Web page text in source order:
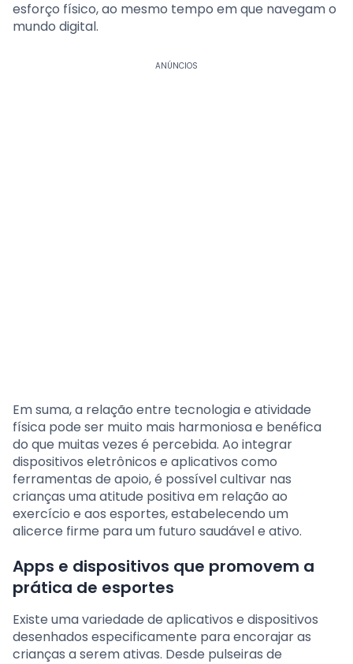
esforço físico, ao mesmo tempo em que navegam o
mundo digital.
ANÚNCIOS
Em suma, a relação entre tecnologia e atividade
física pode ser muito mais harmoniosa e benéfica
do que muitas vezes é percebida. Ao integrar
dispositivos eletrônicos e aplicativos como
ferramentas de apoio, é possível cultivar nas
crianças uma atitude positiva em relação ao
exercício e aos esportes, estabelecendo um
alicerce firme para um futuro saudável e ativo.
Apps e dispositivos que promovem a
prática de esportes
Existe uma variedade de aplicativos e dispositivos
desenhados especificamente para encorajar as
crianças a serem ativas. Desde pulseiras de